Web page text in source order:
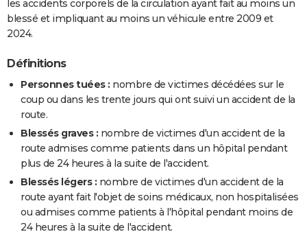
les accidents corporels de la circulation ayant fait au moins un
blessé et impliquant au moins un véhicule entre 2009 et
2024.
Définitions
Personnes tuées : nombre de victimes décédées sur le
coup ou dans les trente jours qui ont suivi un accident de la
route.
Blessés graves : nombre de victimes d'un accident de la
route admises comme patients dans un hôpital pendant
plus de 24 heures à la suite de l'accident.
Blessés légers : nombre de victimes d'un accident de la
route ayant fait l'objet de soins médicaux, non hospitalisées
ou admises comme patients à l'hôpital pendant moins de
24 heures à la suite de l'accident.